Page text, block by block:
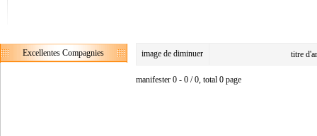
Excellentes Compagnies image de diminuer titre
manifester 0 - 0 / 0, total 0 page